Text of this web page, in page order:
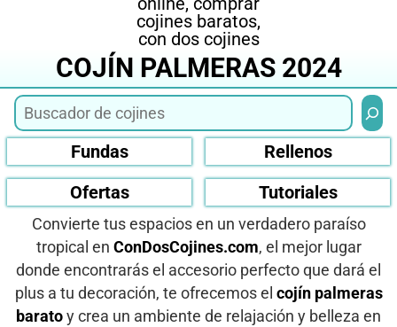
COJÍN PALMERAS 2024
Fundas
Rellenos
Ofertas
Tutoriales
Convierte tus espacios en un verdadero paraíso
tropical en ConDosCojines.com, el mejor lugar
donde encontrarás el accesorio perfecto que dará el
plus a tu decoración, te ofrecemos el cojín palmeras
barato y crea un ambiente de relajación y belleza en